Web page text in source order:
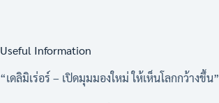
Useful Information
“เดลิมิเร่อร์ – เปิดมุมมองใหม่ ให้เห็นโลกกว้างขึ้น”